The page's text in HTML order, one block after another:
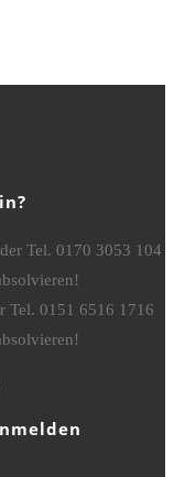
Tel. 0170 3053 104
Tel. 0151 6516 1716